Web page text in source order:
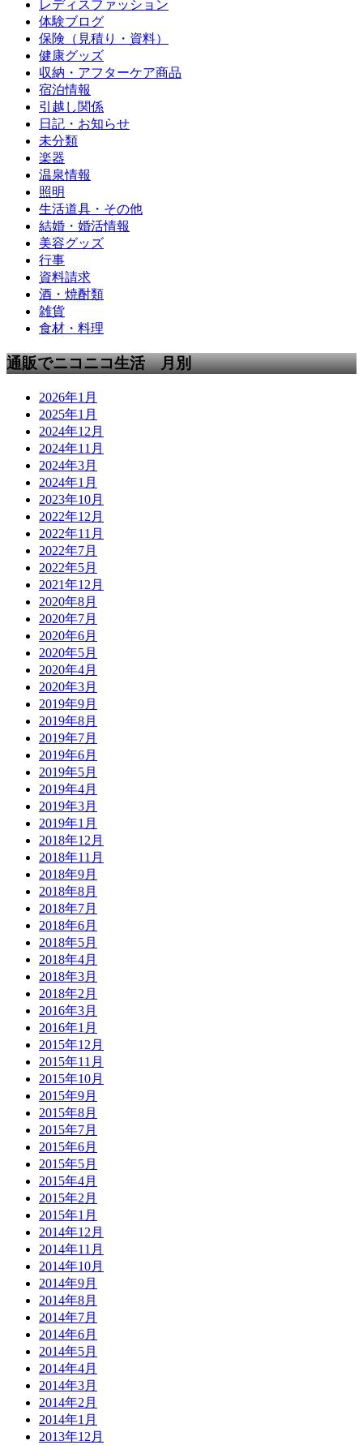
レディスファッション
体験ブログ
保険（見積り・資料）
健康グッズ
収納・アフターケア商品
宿泊情報
引越し関係
日記・お知らせ
未分類
楽器
温泉情報
照明
生活道具・その他
結婚・婚活情報
美容グッズ
行事
資料請求
酒・焼酎類
雑貨
食材・料理
通販でニコニコ生活 月別
2026年1月
2025年1月
2024年12月
2024年11月
2024年3月
2024年1月
2023年10月
2022年12月
2022年11月
2022年7月
2022年5月
2021年12月
2020年8月
2020年7月
2020年6月
2020年5月
2020年4月
2020年3月
2019年9月
2019年8月
2019年7月
2019年6月
2019年5月
2019年4月
2019年3月
2019年1月
2018年12月
2018年11月
2018年9月
2018年8月
2018年7月
2018年6月
2018年5月
2018年4月
2018年3月
2018年2月
2016年3月
2016年1月
2015年12月
2015年11月
2015年10月
2015年9月
2015年8月
2015年7月
2015年6月
2015年5月
2015年4月
2015年2月
2015年1月
2014年12月
2014年11月
2014年10月
2014年9月
2014年8月
2014年7月
2014年6月
2014年5月
2014年4月
2014年3月
2014年2月
2014年1月
2013年12月